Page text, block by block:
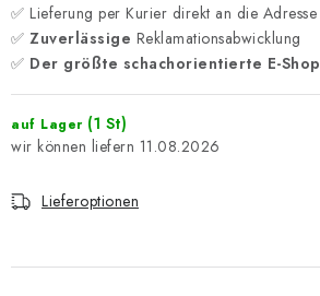
✅ Lieferung per Kurier direkt an die
✅ Zuverlässige Reklamationsabwicklung
✅ Der größte schachorientierte E-Shop
auf Lager (1 St)
11.08.2026
Lieferoptionen